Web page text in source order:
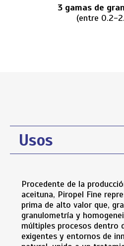
3 gamas de
(entre 0.2-
Usos
Procedente de la
aceituna, Piropel Fine
prima de alto valor que,
granulometría y
múltiples procesos dentro
exigentes y entornos de